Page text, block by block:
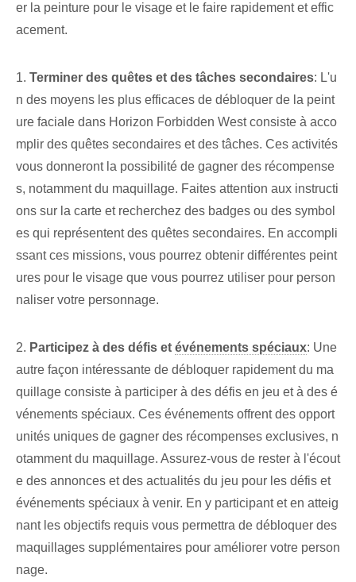
er la peinture pour le visage et le faire rapidement et effic
acement.
1. Terminer des quêtes et des tâches secondaires: L'u
n des moyens les plus efficaces de débloquer de la peint
ure faciale dans Horizon Forbidden West consiste à acco
mplir des quêtes secondaires⁢ et des tâches. Ces activités
vous donneront la possibilité de gagner des récompense
s, notamment du maquillage. Faites attention aux instructi
ons sur la carte et recherchez des badges ou des symbol
es qui représentent des quêtes secondaires. En accompli
ssant ces missions, vous pourrez ⁢obtenir différentes peint
ures pour le visage que vous pourrez utiliser pour person
naliser​ votre ⁤personnage.
2. Participez à des défis et⁤ événements spéciaux: Une
autre façon intéressante de débloquer rapidement du ma
quillage consiste à participer à des défis en jeu et à des é
vénements spéciaux. Ces événements offrent des opport
unités uniques de gagner des récompenses exclusives, n
otamment du maquillage. ⁣Assurez-vous de rester à l'écout
e des annonces et des actualités du jeu pour les défis et
événements spéciaux à venir. En y participant⁣ et en atteig
nant les objectifs requis⁢ vous permettra de débloquer des
maquillages supplémentaires pour améliorer votre⁤ person
nage.